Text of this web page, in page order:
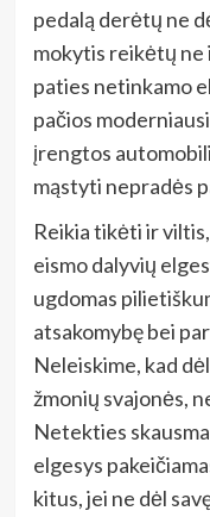
pedalą derėtų ne
mokytis reikėtų ne
paties netinkamo
pačios
įrengtos
mąstyti nepradės
Reikia tikėti ir
eismo dalyvių
ugdomas
atsakomybę bei
Neleiskime, kad
žmonių svajonės,
Netekties
elgesys
kitus, jei ne dėl